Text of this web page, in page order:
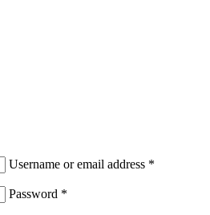
Username or email address *
Password *